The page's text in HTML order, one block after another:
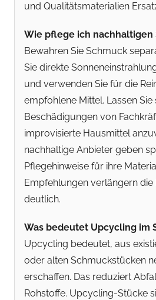
und Qualitätsmaterialien
Wie pflege ich nachhaltigen
Bewahren Sie Schmuck
Sie direkte
und verwenden Sie für die
empfohlene Mittel. Lassen Sie
Beschädigungen von
improvisierte Hausmittel
nachhaltige Anbieter geben
Pflegehinweise für ihre
Empfehlungen verlängern
deutlich.
Was bedeutet Upcycling im
Upcycling bedeutet, aus
oder alten Schmuckstücken
erschaffen. Das reduziert
Rohstoffe. Upcycling-Stücke